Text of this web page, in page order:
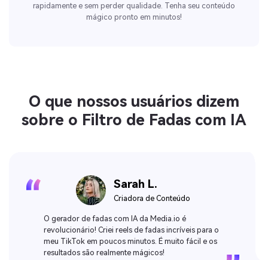
rapidamente e sem perder qualidade. Tenha seu conteúdo
mágico pronto em minutos!
Sarah L.
Criadora de Conteúdo
O gerador de fadas com IA da Media.io é
revolucionário! Criei reels de fadas incríveis para o
meu TikTok em poucos minutos. É muito fácil e os
resultados são realmente mágicos!
O que nossos usuários dizem
sobre o Filtro de Fadas com IA